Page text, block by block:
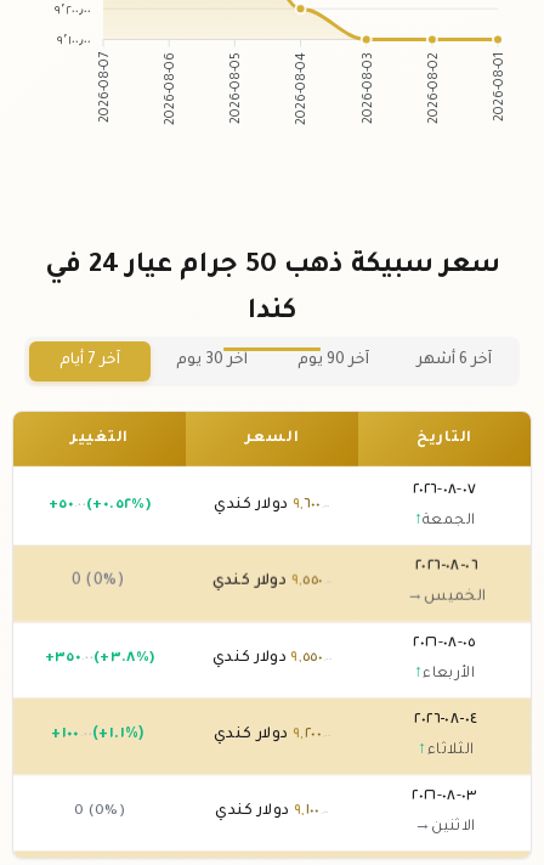
٩٬٢٠٠٫٠٠
٩٬١٠٠٫٠٠
2026-08-07 2026-08-06 2026-08-05 2026-08-04 2026-08-03 2026-08-02 2026-08-01
سعر سبيكة ذهب 50 جرام عيار 24 في
كندا
آخر 6 أشهر آخر 90 يوم آخر 30 يوم آخر 7 أيام
التاريخ السعر التغيير
٠٧-٠٨-٢٠٢٦
الجمعة↑
٩,٦٠٠ .٠٠ دولار كندي +٥٠ .٠٠ (+٠.٥٢%)
٠٦-٠٨-٢٠٢٦
الخميس →
٩,٥٥٠ دولار كندي 0 (0%)
٠٥-٠٨-٢٠٢٦
الأربعاء↑
٩,٥٥٠ .٠٠ دولار كندي +٣٥٠ .٠٠ (+٣.٨%)
٠٤-٠٨-٢٠٢٦
الثلاثاء ↑
٩,٢٠٠ .٠٠ دولار كندي + ١٠٠ .٠٠ (+١.١%)
٠٣-٠٨-٢٠٢٦
الاثنين →
٩,١٠٠ .٠٠ دولار كندي 0 (0%)